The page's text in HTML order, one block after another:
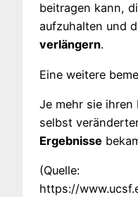
beitragen kann,
aufzuhalten und
verlängern.
Eine weitere
Je mehr sie
selbst
Ergebnisse
(Quelle:
https://